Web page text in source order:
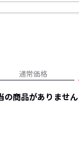
通常価格
の商品がありません